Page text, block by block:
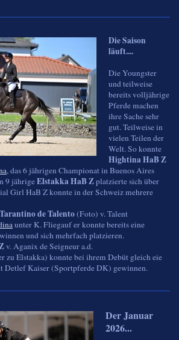
Die Saison
läuft....
Die Youngster
und teilweise
bereits volljährige
Pferde machen
ihre Sache sehr
gut. Teilweise in
vielen Teilen der
Welt. So konnte
Hightina HaB Z
, das 6 jährigen Championat in Buenos Aires
9 jährigeElstakka HaB Zplatzierte sich über
Girl HaB Z konnte in der Schweiz mehrere
Tarantino de Talento(Foto) v. Talent
unter K. Fliegauf er konnte bereits eine
und sich mehrfach platzieren.
v. Aganix de Seigneur a.d.
zu Elstakka) konnte bei ihrem Debüt gleich eie
Detlef Kaiser (Sportpferde DK) gewinnen.
Der Januar
2026...